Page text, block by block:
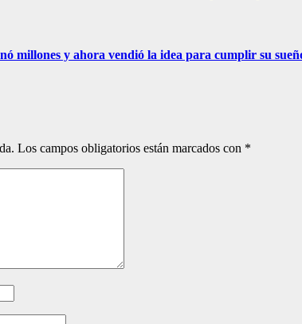
millones y ahora vendió la idea para cumplir su
Los campos obligatorios están marcados con *